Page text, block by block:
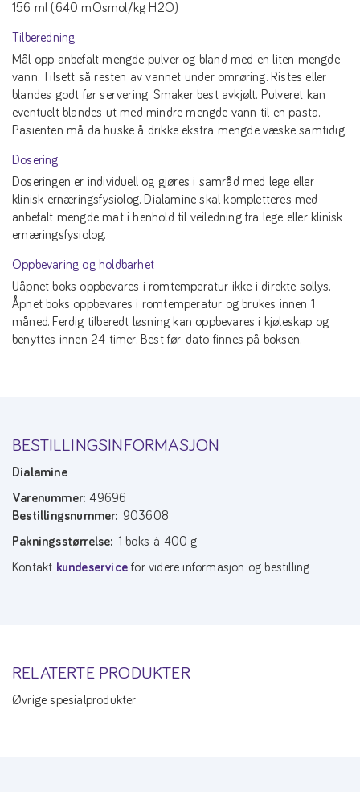
156 ml (640 mOsmol/kg H2O)
Tilberedning
Mål opp anbefalt mengde pulver og bland med en liten mengde
vann. Tilsett så resten av vannet under omrøring. Ristes eller
blandes godt før servering. Smaker best avkjølt. Pulveret kan
eventuelt blandes ut med mindre mengde vann til en pasta.
Pasienten må da huske å drikke ekstra mengde væske samtidig.
Dosering
Doseringen er individuell og gjøres i samråd med lege eller
klinisk ernæringsfysiolog. Dialamine skal kompletteres med
anbefalt mengde mat i henhold til veiledning fra lege eller klinisk
ernæringsfysiolog.
Oppbevaring og holdbarhet
Uåpnet boks oppbevares i romtemperatur ikke i direkte sollys.
Åpnet boks oppbevares i romtemperatur og brukes innen 1
måned. Ferdig tilberedt løsning kan oppbevares i kjøleskap og
benyttes innen 24 timer. Best før-dato finnes på boksen.
BESTILLINGSINFORMASJON
Dialamine
Varenummer:49696
Bestillingsnummer: 903608
Pakningsstørrelse: 1 boks á 400 g
Kontakt kundeservice for videre informasjon og bestilling
RELATERTE PRODUKTER
Øvrige spesialprodukter